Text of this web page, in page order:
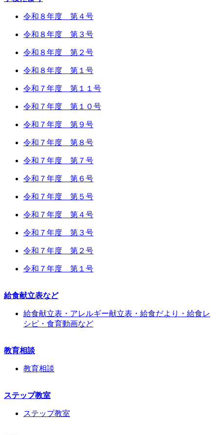
令和８年度 第４号
令和８年度 第３号
令和８年度 第２号
令和８年度 第１号
令和７年度 第１１号
令和７年度 第１０号
令和７年度 第９号
令和７年度 第８号
令和７年度 第７号
令和７年度 第６号
令和７年度 第５号
令和７年度 第４号
令和７年度 第３号
令和７年度 第２号
令和７年度 第１号
給食献立表など
給食献立表・アレルギー献立表・給食だより・給食レ
シピ・食育動画など
教育相談
教育相談
ステップ教室
ステップ教室